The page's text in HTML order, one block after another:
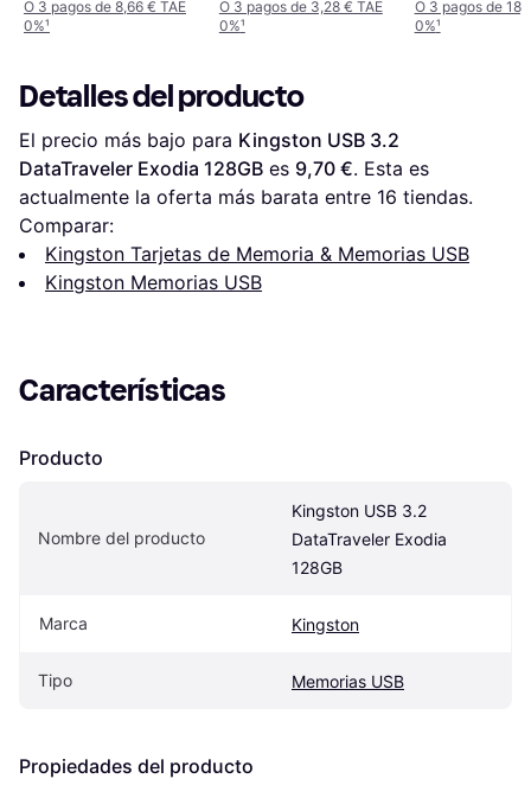
O 3 pagos de 8,66 € TAE
0%¹
O 3 pagos de 3,28 € TAE
0%¹
O 3 pagos de
0%¹
Detalles del producto
El precio más bajo para Kingston USB 3.2
DataTraveler Exodia 128GB es 9,70 €. Esta es
actualmente la oferta más barata entre 16 tiendas.
Comparar:
Kingston Tarjetas de Memoria & Memorias USB
Kingston Memorias USB
Características
Producto
Nombre del producto
Kingston USB 3.2
DataTraveler Exodia
128GB
Marca Kingston
Tipo Memorias USB
Propiedades del producto